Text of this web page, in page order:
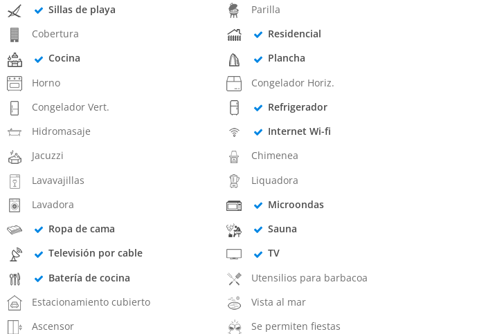
Sillas de playa
Parilla
Cobertura
Residencial
Cocina
Plancha
Horno
Congelador Horiz.
Congelador Vert.
Refrigerador
Hidromasaje
Internet Wi-fi
Jacuzzi
Chimenea
Lavavajillas
Liquadora
Lavadora
Microondas
Ropa de cama
Sauna
Televisión por cable
TV
Batería de cocina
Utensilios para barbacoa
Estacionamiento cubierto
Vista al mar
Ascensor
Se permiten fiestas